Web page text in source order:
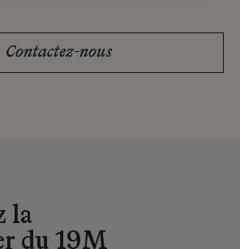
Contactez-nous
la
du 19M